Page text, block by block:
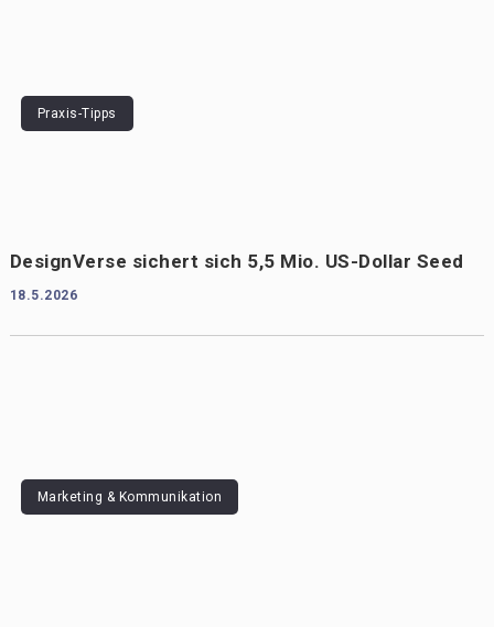
Praxis-Tipps
DesignVerse sichert sich 5,5 Mio. US-Dollar Seed
18.5.2026
Marketing & Kommunikation